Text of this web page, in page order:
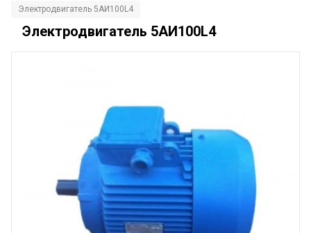
Электродвигатель 5АИ100L4
Электродвигатель 5АИ100L4